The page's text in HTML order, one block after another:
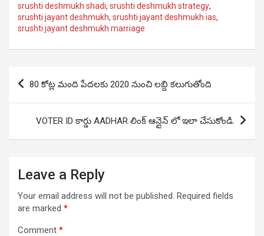
srushti deshmukh shadi, srushti deshmukh strategy,
srushti jayant deshmukh, srushti jayant deshmukh ias,
srushti jayant deshmukh marriage
Post
navigation
80 కోట్ల మంది పేదలకు 2020 నుంచి లబ్ది కలుగుతోంది
VOTER ID కార్డు AADHAR లింక్ ఆన్లైన్ లో ఇలా చేసుకోండి.
Leave a Reply
Your email address will not be published. Required fields
are marked *
Comment *